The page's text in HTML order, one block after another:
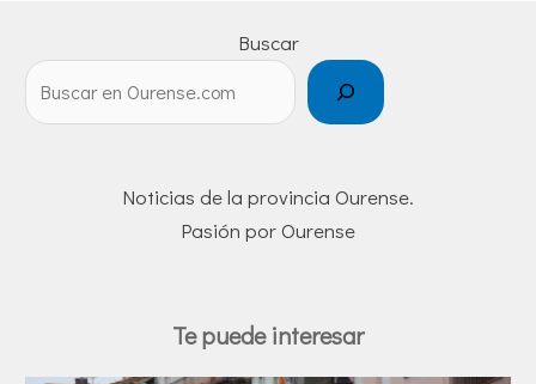
Buscar
Noticias de la provincia Ourense.
Pasión por Ourense
Te puede interesar